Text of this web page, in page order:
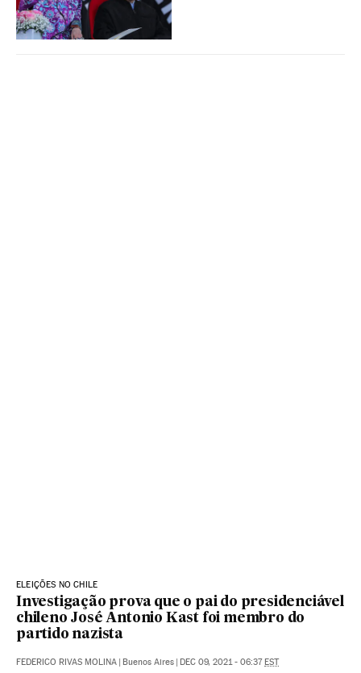
ELEIÇÕES NO CHILE
Investigação prova que o pai do presidenciável
chileno José Antonio Kast foi membro do
partido nazista
FEDERICO RIVAS MOLINA | Buenos Aires | DEC 09, 2021 - 06:37EST